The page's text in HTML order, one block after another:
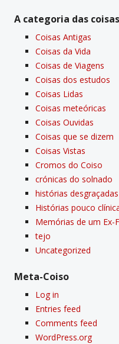
A categoria das coisas
Coisas Antigas
Coisas da Vida
Coisas de Viagens
Coisas dos estudos
Coisas Lidas
Coisas meteóricas
Coisas Ouvidas
Coisas que se dizem
Coisas Vistas
Cromos do Coiso
crónicas do solnado
histórias desgraçadas
Histórias pouco
Memórias de um Ex-
tejo
Uncategorized
Meta-Coiso
Log in
Entries feed
Comments feed
WordPress.org